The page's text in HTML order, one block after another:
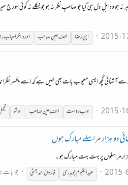
وہ اہلِ دِل ہی کیا جو صاحبِ نظر نہ ہو جو نِکلے نہ کوئی سورج
ابنِ رضا الف عین صاحب اور دیگر احباب
کُچھ ایسی معیوب بات بھی نہیں ہے کہ اِسے یکسر
ادب دوست الف عین صاحب اوشو
دو ہزار مراسلے مبارک ہوں
مراسلوں پر بہت بہت مبارک ہو ۔
عبدالقیومچوہدری فاروق احمد بھٹی جوابات: 60